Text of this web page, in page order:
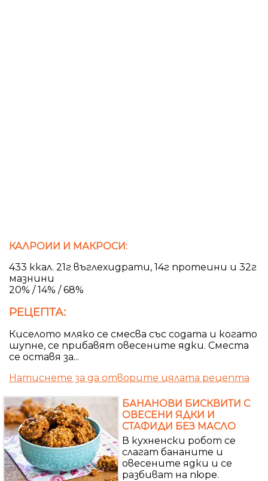
КАЛРОИИ И МАКРОСИ:
433 ккал. 21г въглехидрати, 14г протеини и 32г
мазнини
20% / 14% / 68%
РЕЦЕПТА:
Киселото мляко се смесва със содата и когато
шупне, се прибавят овесените ядки. Сместа
се оставя за...
Натиснете за да отворите цялата рецепта
БАНАНОВИ БИСКВИТИ С
ОВЕСЕНИ ЯДКИ И
СТАФИДИ БЕЗ МАСЛО
В кухненски робот се
слагат бананите и
овесените ядки и се
разбиват на пюре.